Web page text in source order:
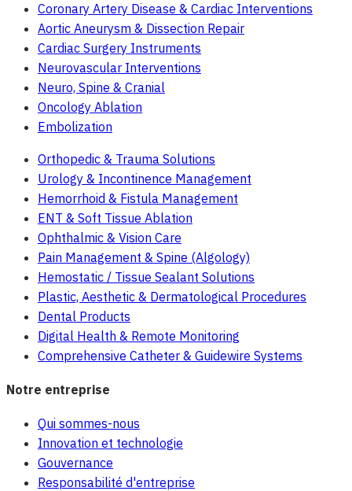
Coronary Artery Disease & Cardiac Interventions
Aortic Aneurysm & Dissection Repair
Cardiac Surgery Instruments
Neurovascular Interventions
Neuro, Spine & Cranial
Oncology Ablation
Embolization
Orthopedic & Trauma Solutions
Urology & Incontinence Management
Hemorrhoid & Fistula Management
ENT & Soft Tissue Ablation
Ophthalmic & Vision Care
Pain Management & Spine (Algology)
Hemostatic / Tissue Sealant Solutions
Plastic, Aesthetic & Dermatological Procedures
Dental Products
Digital Health & Remote Monitoring
Comprehensive Catheter & Guidewire Systems
Notre entreprise
Qui sommes-nous
Innovation et technologie
Gouvernance
Responsabilité d'entreprise